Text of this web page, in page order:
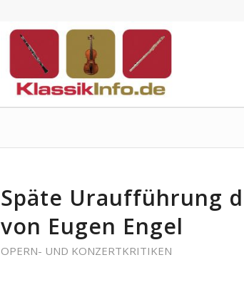
Späte Uraufführung
von Eugen Engel
OPERN- UND KONZERTKRITIKEN